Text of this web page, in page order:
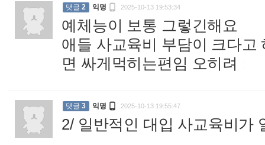
댓글 2 익명  2025-10-13 19:53:34
예체능이 보통 그렇긴해요
애들 사교육비 부담이 크다고
면 싸게먹히는편임 오히려
댓글 3 익명  2025-10-13 19:55:47
2/ 일반적인 대입 사교육비가